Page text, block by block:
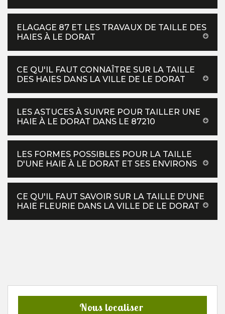
ELAGAGE 87 ET LES TRAVAUX DE TAILLE DES
HAIES À LE DORAT
CE QU'IL FAUT CONNAÎTRE SUR LA TAILLE
DES HAIES DANS LA VILLE DE LE DORAT
LES ASTUCES À SUIVRE POUR TAILLER UNE
HAIE À LE DORAT DANS LE 87210
LES FORMES POSSIBLES POUR LA TAILLE
D'UNE HAIE À LE DORAT ET SES ENVIRONS
CE QU'IL FAUT SAVOIR SUR LA TAILLE D'UNE
HAIE FLEURIE DANS LA VILLE DE LE DORAT
Nous localiser